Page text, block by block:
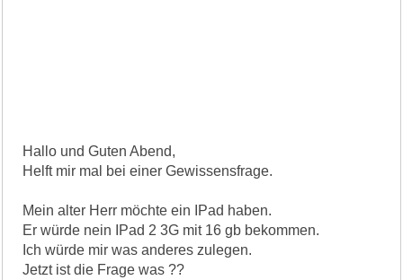
Hallo und Guten Abend,
Helft mir mal bei einer Gewissensfrage.
Mein alter Herr möchte ein IPad haben.
Er würde nein IPad 2 3G mit 16 gb bekommen.
Ich würde mir was anderes zulegen.
Jetzt ist die Frage was ??